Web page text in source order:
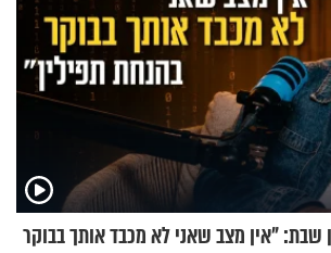
שבת: "אין מצב שאני לא מכבד אותך בבוקר